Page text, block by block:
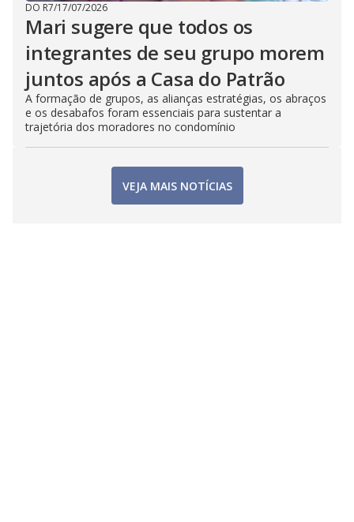
DO R7/17/07/2026
Mari sugere que todos os
integrantes de seu grupo morem
juntos após a Casa do Patrão
A formação de grupos, as alianças estratégias, os abraços
e os desabafos foram essenciais para sustentar a
trajetória dos moradores no condomínio
VEJA MAIS NOTÍCIAS